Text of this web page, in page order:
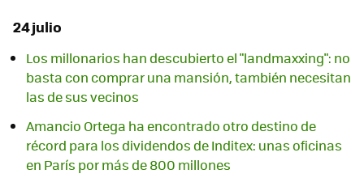
24 julio
Los millonarios han descubierto el "landmaxxing": no
basta con comprar una mansión, también necesitan
las de sus vecinos
Amancio Ortega ha encontrado otro destino de
récord para los dividendos de Inditex: unas oficinas
en París por más de 800 millones